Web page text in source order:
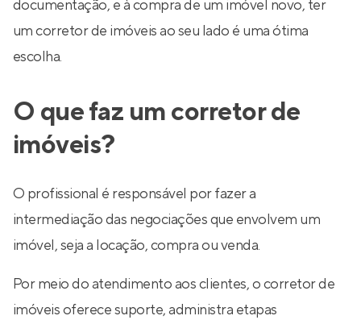
documentação, e à compra de um imóvel novo, ter
um corretor de imóveis ao seu lado é uma ótima
escolha.
O que faz um corretor de
imóveis?
O profissional é responsável por fazer a
intermediação das negociações que envolvem um
imóvel, seja a locação, compra ou venda.
Por meio do atendimento aos clientes, o corretor de
imóveis oferece suporte, administra etapas